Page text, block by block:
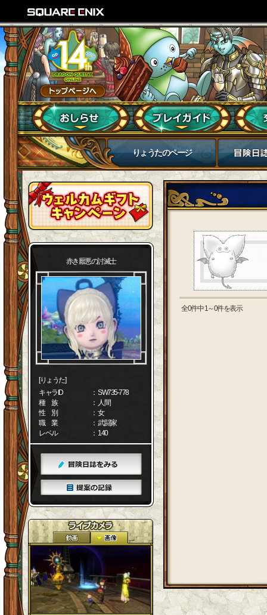
りょうたのページ
赤き厭悪の討滅士
[りょうた]
キャラID
： SW735-778
種 族
： 人間
性 別
： 女
職 業
： 武闘家
レベル
： 140
全0件中 1～0件を表示